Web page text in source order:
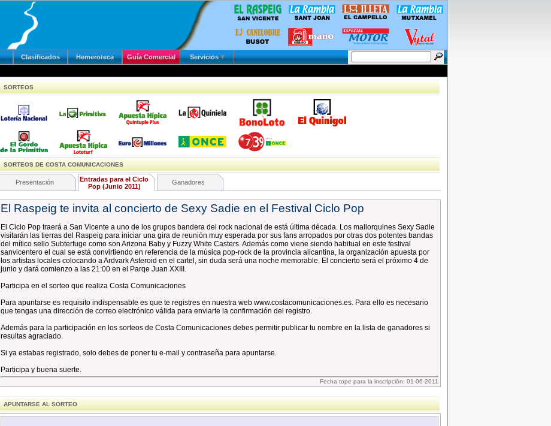
Clasificados Hemeroteca Guía Comercial Servicios
SORTEOS
SORTEOS DE COSTA COMUNICACIONES
Presentación
Entradas para el Ciclo
Pop (Junio 2011)
Ganadores
El Raspeig te invita al concierto de Sexy Sadie en el Festival Ciclo Pop
El Ciclo Pop traerá a San Vicente a uno de los grupos bandera del rock nacional de está última década. Los mallorquines Sexy Sadie
visitarán las tierras del Raspeig para iniciar una gira de reunión muy esperada por sus fans arropados por otras dos potentes bandas
del mítico sello Subterfuge como son Arizona Baby y Fuzzy White Casters. Además como viene siendo habitual en este festival
sanvicentero el cual se está convirtiendo en referencia de la música pop-rock de la provincia alicantina, la organización apuesta por
los artistas locales colocando a Ardvark Asteroid en el cartel, sin duda será una noche memorable. El concierto será el próximo 4 de
junio y dará comienzo a las 21:00 en el Parqe Juan XXIII.
Participa en el sorteo que realiza Costa Comunicaciones
Para apuntarse es requisito indispensable es que te registres en nuestra web www.costacomunicaciones.es. Para ello es necesario
que tengas una dirección de correo electrónico válida para enviarte la confirmación del registro.
Además para la participación en los sorteos de Costa Comunicaciones debes permitir publicar tu nombre en la lista de ganadores si
resultas agraciado.
Si ya estabas registrado, solo debes de poner tu e-mail y contraseña para apuntarse.
Participa y buena suerte.
Fecha tope para la inscripción: 01-06-2011
APUNTARSE AL SORTEO